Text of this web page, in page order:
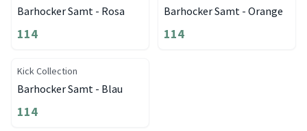
Barhocker Samt - Rosa
114
Barhocker Samt - Orange
114
Kick Collection
Barhocker Samt - Blau
114